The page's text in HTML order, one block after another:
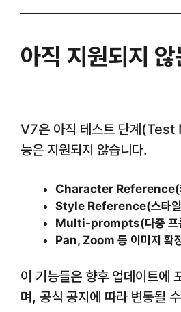
아직 지원되지
V7은 아직 테스트 단계(Test
능은 지원되지 않습니다.
Character Reference(
Style Reference(스타
Multi-prompts(다중 프
Pan, Zoom 등 이미지 확
이 기능들은 향후 업데이트에
며, 공식 공지에 따라 변동될